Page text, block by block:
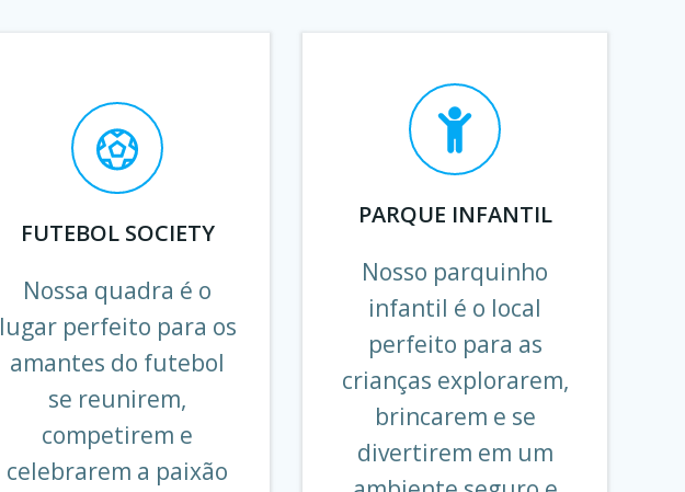
FUTEBOL SOCIETY
Nossa quadra é o
lugar perfeito para os
amantes do futebol
se reunirem,
competirem e
celebrarem a paixão
PARQUE INFANTIL
Nosso parquinho
infantil é o local
perfeito para as
crianças explorarem,
brincarem e se
divertirem em um